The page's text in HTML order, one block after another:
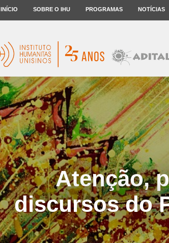
INÍCIO SOBRE O IHU PROGRAMAS NOTÍCIAS
Atenção,
discursos do